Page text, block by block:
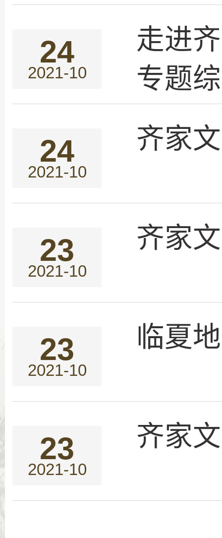
24
2021-10
走进
专题
24
2021-10
齐家
23
2021-10
齐家
23
2021-10
临夏
23
2021-10
齐家